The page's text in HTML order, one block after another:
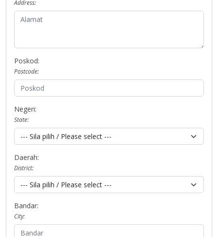
Address:
Poskod:
Postcode:
Negeri:
State:
Daerah:
District:
Bandar:
City: